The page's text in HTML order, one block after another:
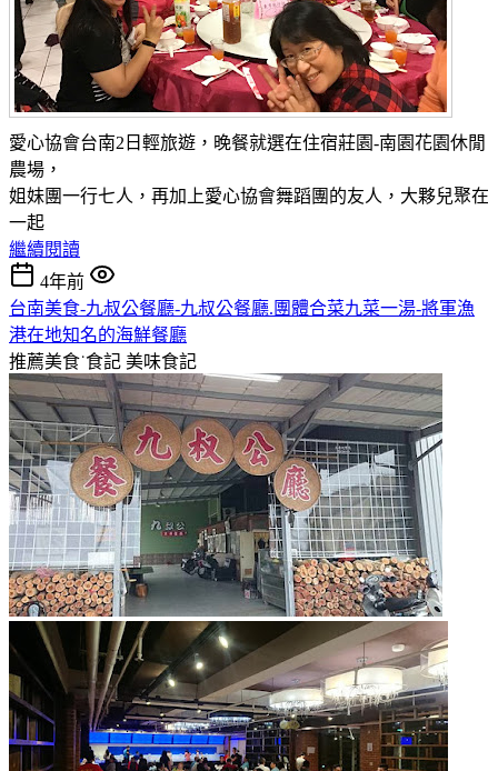
愛心協會台南2日輕旅遊，晚餐就選在住宿莊園-南園花園休閒
農場，
姐妹團一行七人，再加上愛心協會舞蹈團的友人，大夥兒聚在
一起
繼續閱讀
4年前
台南美食-九叔公餐廳-九叔公餐廳.團體合菜九菜一湯-將軍漁
港在地知名的海鮮餐廳
推薦美食˙食記 美味食記